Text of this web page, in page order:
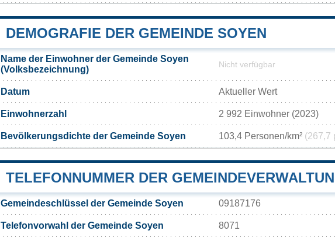
DEMOGRAFIE DER GEMEINDE SOYEN
Name der Einwohner der Gemeinde Soyen
(Volksbezeichnung)
Nicht verfügbar
Datum Aktueller Wert
Einwohnerzahl 2 992 Einwohner (2023)
Bevölkerungsdichte der Gemeinde Soyen 103,4 Personen/km² (267,7
TELEFONNUMMER DER
Gemeindeschlüssel der Gemeinde Soyen 09187176
Telefonvorwahl der Gemeinde Soyen 8071